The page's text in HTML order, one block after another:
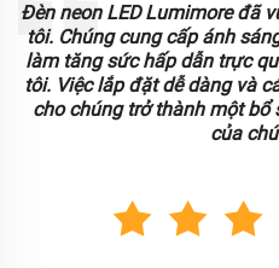
Đèn neon LED Lumimore đã
tôi. Chúng cung cấp ánh
làm tăng sức hấp dẫn trực
tôi. Việc lắp đặt dễ dàng và
cho chúng trở thành một bổ
của